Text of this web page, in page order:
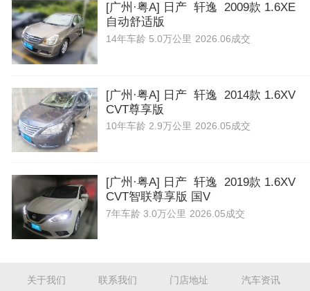
[广州·粤A] 日产 轩逸 2009款 1.6XE
自动舒适版
14年车龄 5.0万公里 2026.06成交
[广州·粤A] 日产 轩逸 2014款 1.6XV
CVT尊享版
10年车龄 2.9万公里 2026.05成交
[广州·粤A] 日产 轩逸 2019款 1.6XV
CVT智联尊享版 国V
7年车龄 3.0万公里 2026.05成交
关于我们 联系我们 门店地址 汽车资讯